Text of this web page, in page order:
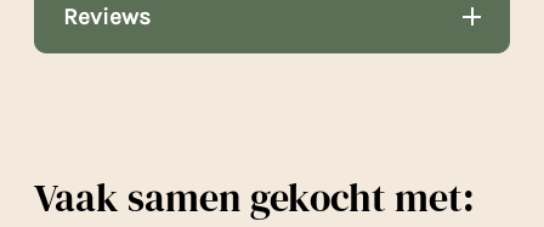
Reviews
Vaak samen gekocht met: